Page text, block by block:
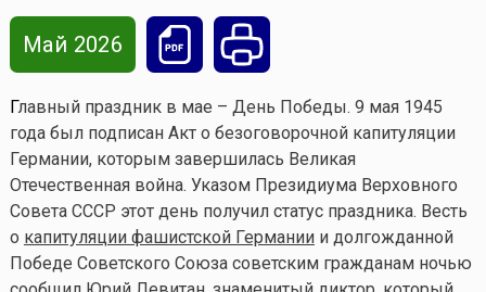
Май 2026
Главный праздник в мае – День Победы. 9 мая 1945
года был подписан Акт о безоговорочной капитуляции
Германии, которым завершилась Великая
Отечественная война. Указом Президиума Верховного
Совета СССР этот день получил статус праздника. Весть
о капитуляции фашистской Германиии долгожданной
Победе Советского Союза советским гражданам ночью